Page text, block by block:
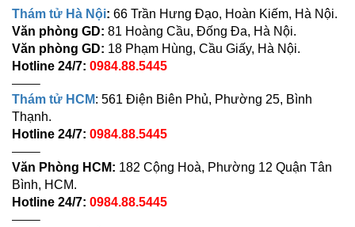
Thám tử Hà Nội: 66 Trần Hưng Đạo, Hoàn Kiếm, Hà Nội.
Văn phòng GD: 81 Hoàng Cầu, Đống Đa, Hà Nội.
Văn phòng GD: 18 Phạm Hùng, Cầu Giấy, Hà Nội.
Hotline 24/7: 0984.88.5445
——–
Thám tử HCM: 561 Điện Biên Phủ, Phường 25, Bình
Thạnh.
Hotline 24/7: 0984.88.5445
——–
Văn Phòng HCM: 182 Cộng Hoà, Phường 12 Quận Tân
Bình, HCM.
Hotline 24/7: 0984.88.5445
——–